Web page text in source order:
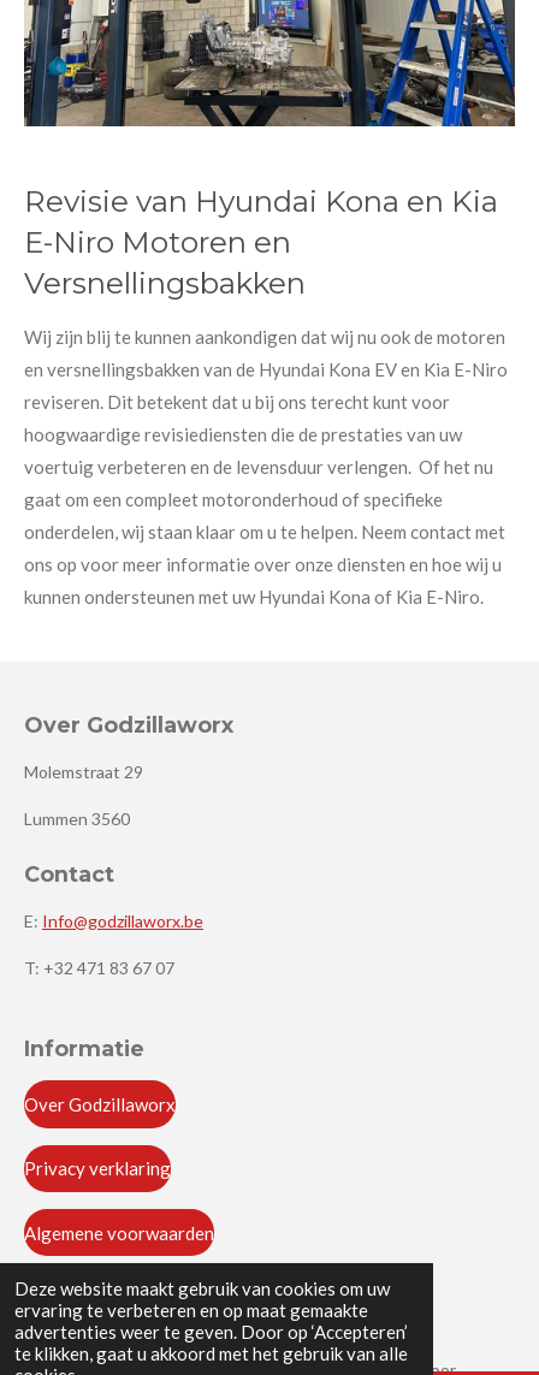
Deze website maakt gebruik van cookies om uw
ervaring te verbeteren en op maat gemaakte
advertenties weer te geven. Door op ‘Accepteren’
te klikken, gaat u akkoord met het gebruik van alle
Revisie van Hyundai Kona en Kia
E-Niro Motoren en
Versnellingsbakken
Wij zijn blij te kunnen aankondigen dat wij nu ook de motoren
en versnellingsbakken van de Hyundai Kona EV en Kia E-Niro
reviseren. Dit betekent dat u bij ons terecht kunt voor
hoogwaardige revisiediensten die de prestaties van uw
voertuig verbeteren en de levensduur verlengen. Of het nu
gaat om een compleet motoronderhoud of specifieke
onderdelen, wij staan klaar om u te helpen. Neem contact met
ons op voor meer informatie over onze diensten en hoe wij u
kunnen ondersteunen met uw Hyundai Kona of Kia E-Niro.
Over Godzillaworx
Molemstraat 29
Lummen 3560
Contact
E: Info@godzillaworx.be
T: +32 471 83 67 07
Informatie
Over Godzillaworx
Privacy verklaring
Algemene voorwaarden
F
a
I
n
W
h
© 2024 - 2026 Godzillaworx Tesla specialist in België voor